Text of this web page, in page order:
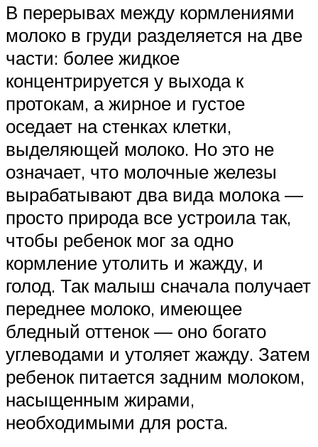
В перерывах между кормлениями
молоко в груди разделяется на две
части: более жидкое
концентрируется у выхода к
протокам, а жирное и густое
оседает на стенках клетки,
выделяющей молоко. Но это не
означает, что молочные железы
вырабатывают два вида молока —
просто природа все устроила так,
чтобы ребенок мог за одно
кормление утолить и жажду, и
голод. Так малыш сначала получает
переднее молоко, имеющее
бледный оттенок — оно богато
углеводами и утоляет жажду. Затем
ребенок питается задним молоком,
насыщенным жирами,
необходимыми для роста.